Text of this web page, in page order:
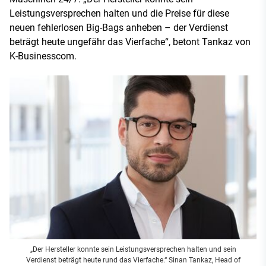
Leistungsversprechen halten und die Preise für diese
neuen fehlerlosen Big-Bags anheben – der Verdienst
beträgt heute ungefähr das Vierfache“, betont Tankaz von
K-Businesscom.
„Der Hersteller konnte sein Leistungsversprechen halten und sein
Verdienst beträgt heute rund das Vierfache.“ Sinan Tankaz, Head of